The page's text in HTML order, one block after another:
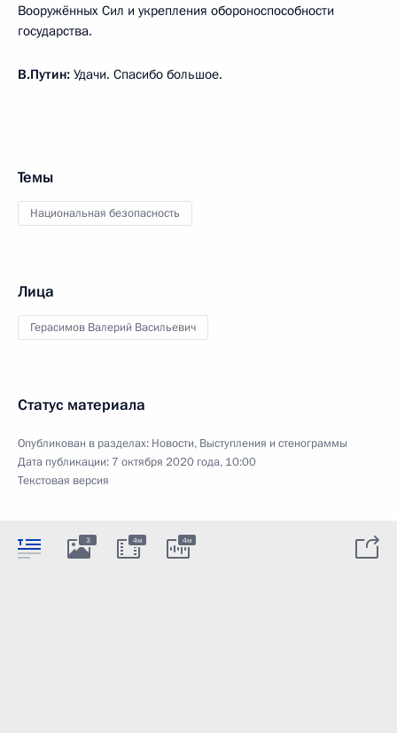
Вооружённых Сил и укрепления обороноспособности
государства.
В.Путин: Удачи. Спасибо большое.
Темы
Национальная безопасность
Лица
Герасимов Валерий Васильевич
Статус материала
Опубликован в разделах: Новости, Выступления и стенограммы
Дата публикации: 7 октября 2020 года, 10:00
Текстовая версия
3 4м 4м